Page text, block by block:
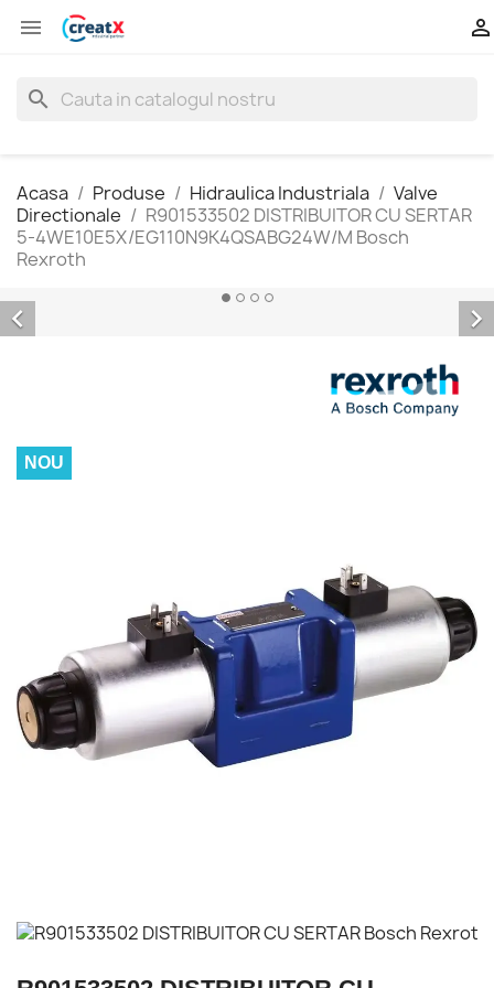
 
search
Acasa Produse Hidraulica Industriala
Valve
Directionale
R901533502 DISTRIBUITOR CU SERTAR
5-4WE10E5X/EG110N9K4QSABG24W/M Bosch
Rexroth
 
NOU